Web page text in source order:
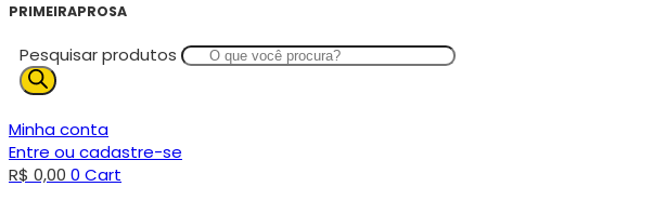
PRIMEIRAPROSA
Pesquisar produtos
Minha conta
Entre ou cadastre-se
R$ 0,00 0 Cart